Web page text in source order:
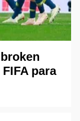
para